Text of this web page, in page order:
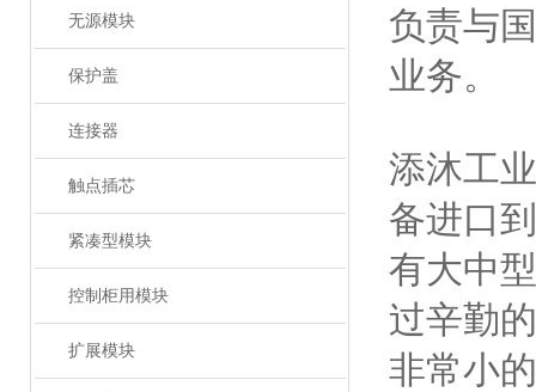
无源模块
保护盖
连接器
触点插芯
紧凑型模块
控制柜用模块
扩展模块
负责与
业务。
添沐工
备进口
有大中
过辛勤
非常小